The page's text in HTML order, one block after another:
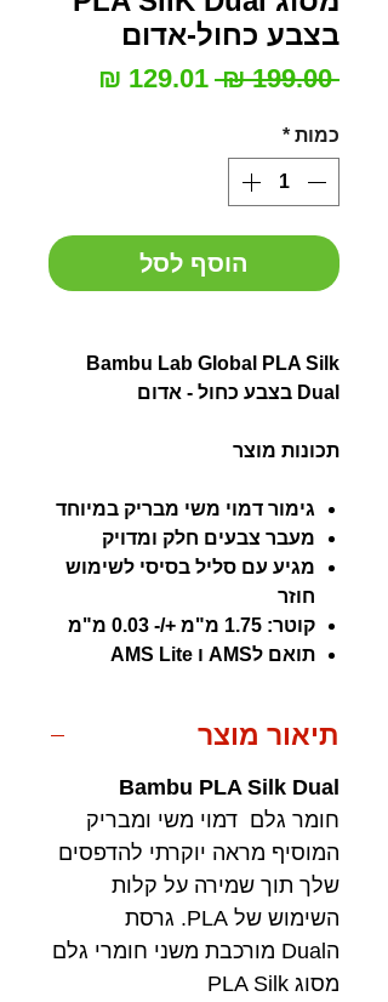
בצבע כחול-אדום
‏199.00 ‏₪
מחיר
כמות *
הוסף לסל
Bambu Lab Global PLA Silk
Dual בצבע כחול - אדום
תכונות מוצר
גימור דמוי משי מבריק במיוחד
מעבר צבעים חלק ומדויק
מגיע עם סליל בסיסי לשימוש
חוזר
קוטר: 1.75 מ"מ +/- 0.03 מ"מ
תואם לAMS ו AMS Lite
תיאור מוצר
Bambu PLA Silk Dual
חומר גלם דמוי משי ומבריק
המוסיף מראה יוקרתי להדפסים
שלך תוך שמירה על קלות
השימוש של PLA. גרסת
הDual מורכבת משני חומרי גלם
מסוג PLA Silk